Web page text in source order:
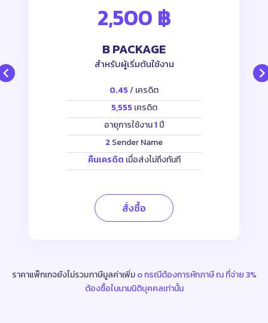
2,500 ฿
B PACKAGE
สำหรับผู้เริ่มต้นใช้งาน
0.45/ เครดิต
5,555เครดิต
อายุการใช้งาน1ปี
2Sender Name
คืนเครดิต เมื่อส่งไม่ถึงทันที
สั่งซื้อ
ราคาแพ็กเกจยังไม่รวมภาษีมูลค่าเพิ่ม๐ กรณีต้องการหักภาษี ณ ที่จ่าย 3%
ต้องซื้อในนามนิติบุคคลเท่านั้น